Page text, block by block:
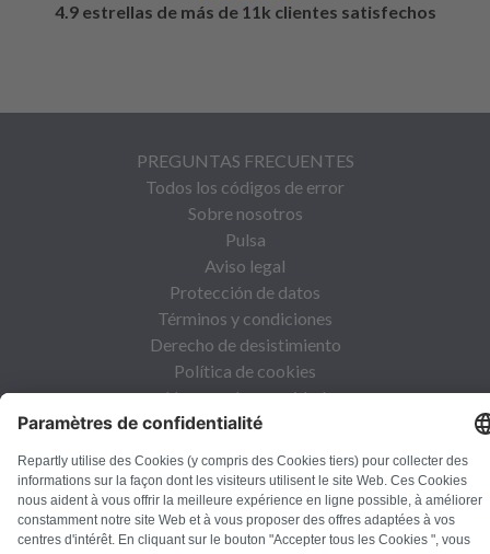
4.9 estrellas de más de 11k clientes satisfechos
PREGUNTAS FRECUENTES
Todos los códigos de error
Sobre nosotros
Pulsa
Aviso legal
Protección de datos
Términos y condiciones
Derecho de desistimiento
Política de cookies
Normas de seguridad
Desistir del contrato
© Repartly2026